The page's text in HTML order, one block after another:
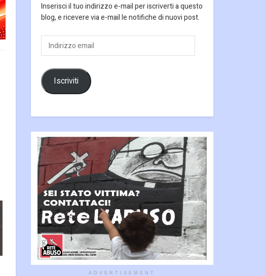
Inserisci il tuo indirizzo e-mail per iscriverti a questo
blog, e ricevere via e-mail le notifiche di nuovi post.
Indirizzo
email
Iscriviti
ADVERTISEMENT